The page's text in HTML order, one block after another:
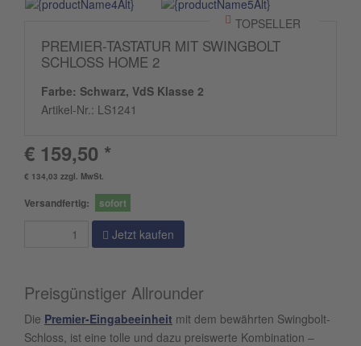
TOPSELLER
PREMIER-TASTATUR MIT SWINGBOLT
SCHLOSS HOME 2
Farbe: Schwarz, VdS Klasse 2
Artikel-Nr.: LS1241
€ 159,50 *
€ 134,03 zzgl. MwSt.
Versandfertig: sofort
Jetzt kaufen
Preisgünstiger Allrounder
Die Premier-Eingabeeinheit mit dem bewährten Swingbolt-
Schloss, ist eine tolle und dazu preiswerte Kombination –